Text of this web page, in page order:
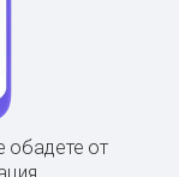
обадете от